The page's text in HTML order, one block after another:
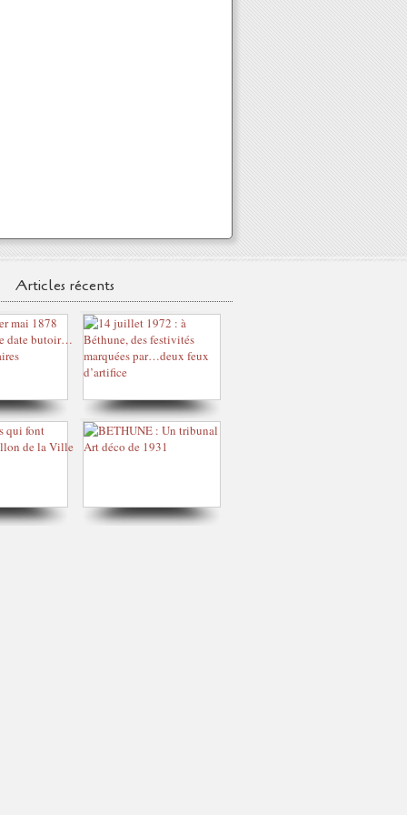
Articles récents